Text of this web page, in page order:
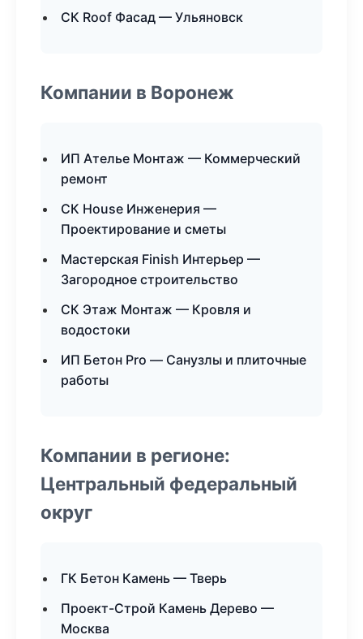
СК Roof Фасад — Ульяновск
Компании в Воронеж
ИП Ателье Монтаж — Коммерческий
ремонт
СК House Инженерия —
Проектирование и сметы
Мастерская Finish Интерьер —
Загородное строительство
СК Этаж Монтаж — Кровля и
водостоки
ИП Бетон Pro — Санузлы и плиточные
работы
Компании в регионе:
Центральный федеральный
округ
ГК Бетон Камень — Тверь
Проект-Строй Камень Дерево —
Москва